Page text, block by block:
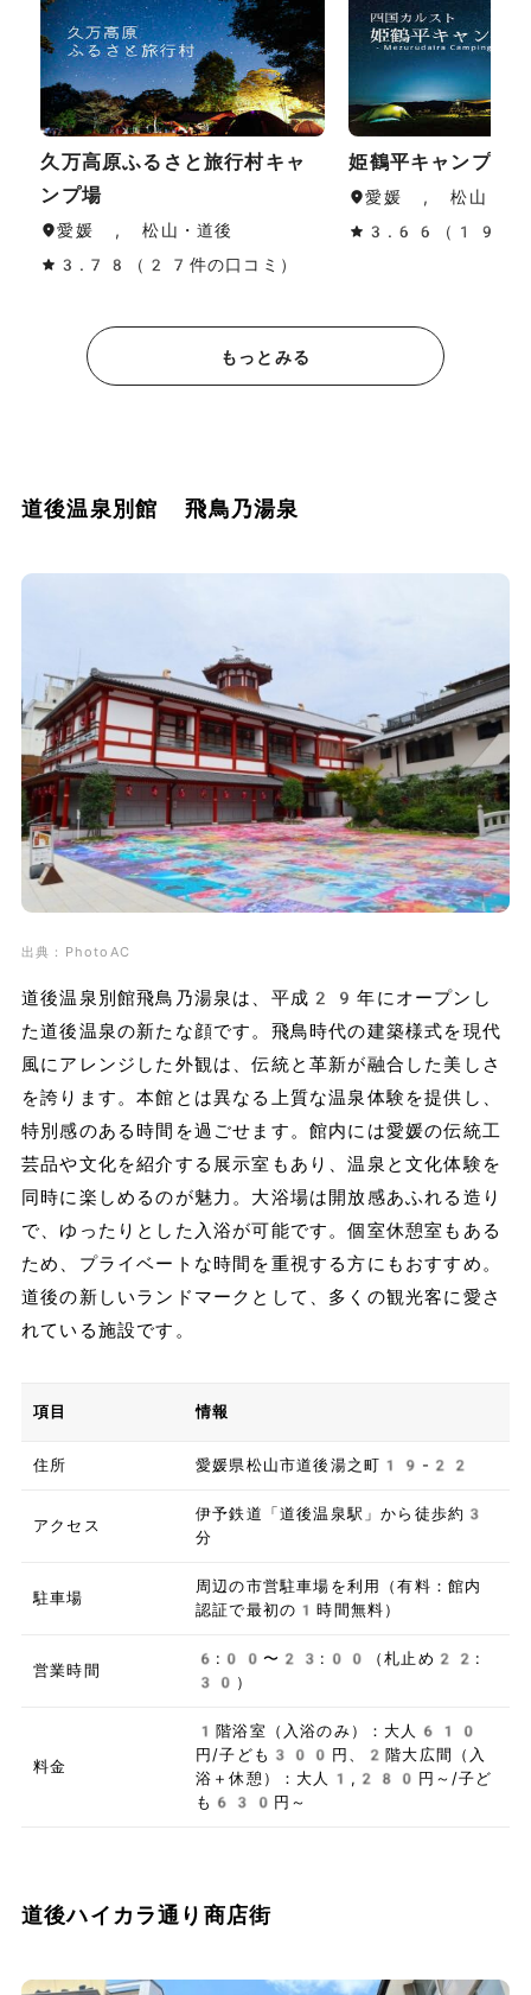
久万高原ふるさと旅行村キャ
ンプ場
愛媛 , 松山・道後
3.78（27件の口コミ）
姫鶴平キャンプ場
愛媛 , 松山・道
3.66（19件の
もっとみる
道後温泉別館 飛鳥乃湯泉
出典：PhotoAC
道後温泉別館飛鳥乃湯泉は、平成29年にオープンし
た道後温泉の新たな顔です。飛鳥時代の建築様式を現代
風にアレンジした外観は、伝統と革新が融合した美しさ
を誇ります。本館とは異なる上質な温泉体験を提供し、
特別感のある時間を過ごせます。館内には愛媛の伝統工
芸品や文化を紹介する展示室もあり、温泉と文化体験を
同時に楽しめるのが魅力。大浴場は開放感あふれる造り
で、ゆったりとした入浴が可能です。個室休憩室もある
ため、プライベートな時間を重視する方にもおすすめ。
道後の新しいランドマークとして、多くの観光客に愛さ
れている施設です。
項目 情報
住所 愛媛県松山市道後湯之町19-22
アクセス
伊予鉄道「道後温泉駅」から徒歩約3
分
駐車場
周辺の市営駐車場を利用（有料：館内
認証で最初の1時間無料）
営業時間
6:00〜23:00（札止め22:
30）
料金
1階浴室（入浴のみ）：大人610
円/子ども300円、2階大広間（入
浴＋休憩）：大人1,280円～/子ど
も630円～
道後ハイカラ通り商店街